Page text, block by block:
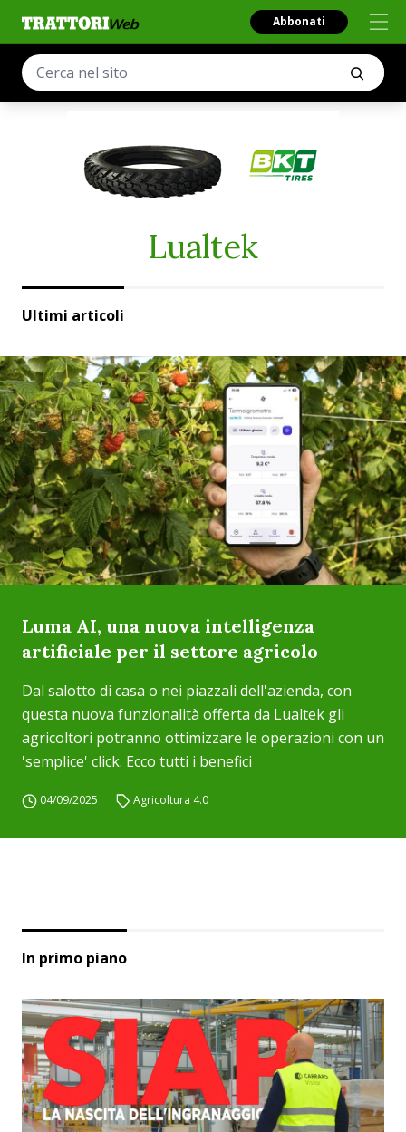
Abbonati
Lualtek
Ultimi articoli
Luma AI, una nuova intelligenza
artificiale per il settore agricolo
Dal salotto di casa o nei piazzali dell'azienda, con
questa nuova funzionalità offerta da Lualtek gli
agricoltori potranno ottimizzare le operazioni con un
'semplice' click. Ecco tutti i benefici
04/09/2025 Agricoltura 4.0
In primo piano